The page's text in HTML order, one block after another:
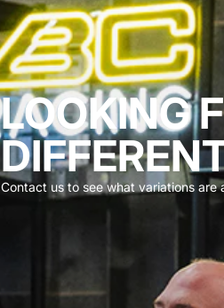
LOOKING
Contact us to see what variations are